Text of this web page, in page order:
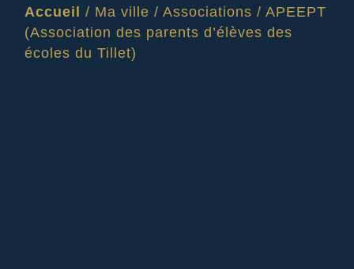
Accueil / Ma ville / Associations / APEEPT
(Association des parents d’élèves des
écoles du Tillet)